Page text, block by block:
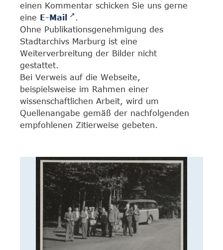
einen Kommentar schicken Sie uns gerne
eine E-Mail
.
Ohne Publikationsgenehmigung des
Stadtarchivs Marburg ist eine
Weiterverbreitung der Bilder nicht
gestattet.
Bei Verweis auf die Webseite,
beispielsweise im Rahmen einer
wissenschaftlichen Arbeit, wird um
Quellenangabe gemäß der nachfolgenden
empfohlenen Zitierweise gebeten.